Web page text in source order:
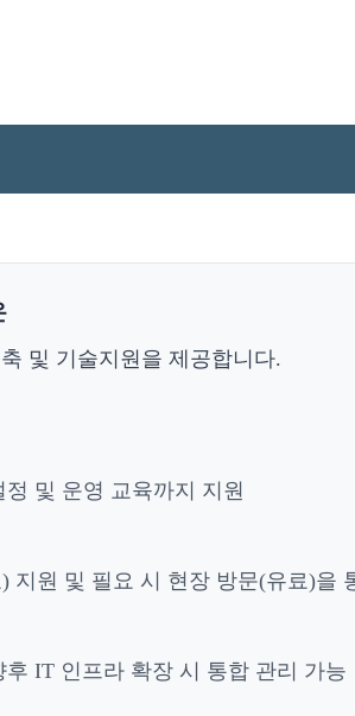
및 기술지원을 제공합니다.
및 운영 교육까지 지원
원 및 필요 시 현장 방문(유료)을
IT 인프라 확장 시 통합 관리 가능